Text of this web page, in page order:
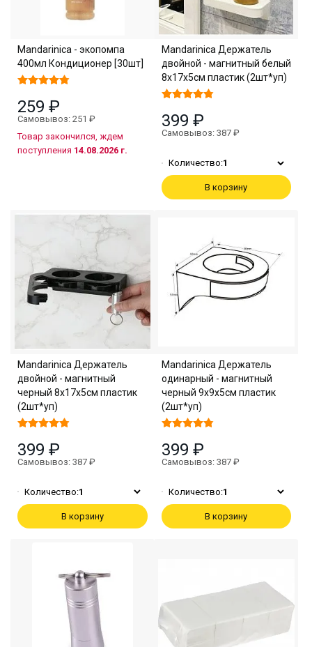
Mandarinica - экопомпа
400мл Кондиционер [30шт]
259 ₽
Самовывоз: 251 ₽
Товар закончился, ждем
поступления 14.08.2026 г.
Mandarinica Держатель
двойной - магнитный белый
8х17х5см пластик (2шт*уп)
399 ₽
Самовывоз: 387 ₽
Количество:1
В корзину
Mandarinica Держатель
двойной - магнитный
черный 8х17х5см пластик
(2шт*уп)
399 ₽
Самовывоз: 387 ₽
Количество:1
В корзину
Mandarinica Держатель
одинарный - магнитный
черный 9х9х5см пластик
(2шт*уп)
399 ₽
Самовывоз: 387 ₽
Количество:1
В корзину